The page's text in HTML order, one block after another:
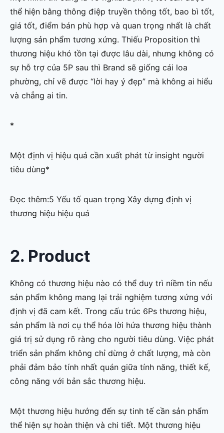
thể hiện bằng thông điệp truyền thông tốt, bao bì tốt,
giá tốt, điểm bán phù hợp và quan trọng nhất là chất
lượng sản phẩm tương xứng. Thiếu Proposition thì
thương hiệu khó tồn tại được lâu dài, nhưng không có
sự hỗ trợ của 5P sau thì Brand sẽ giống cái loa
phường, chỉ vẽ được “lời hay ý đẹp” mà không ai hiểu
và chẳng ai tin.
*
Một định vị hiệu quả cần xuất phát từ insight người
tiêu dùng*
Đọc thêm:5 Yếu tố quan trọng Xây dựng định vị
thương hiệu hiệu quả
2. Product
Không có thương hiệu nào có thể duy trì niềm tin nếu
sản phẩm không mang lại trải nghiệm tương xứng với
định vị đã cam kết. Trong cấu trúc 6Ps thương hiệu,
sản phẩm là nơi cụ thể hóa lời hứa thương hiệu thành
giá trị sử dụng rõ ràng cho người tiêu dùng. Việc phát
triển sản phẩm không chỉ dừng ở chất lượng, mà còn
phải đảm bảo tính nhất quán giữa tính năng, thiết kế,
công năng với bản sắc thương hiệu.
Một thương hiệu hướng đến sự tinh tế cần sản phẩm
thể hiện sự hoàn thiện và chi tiết. Một thương hiệu